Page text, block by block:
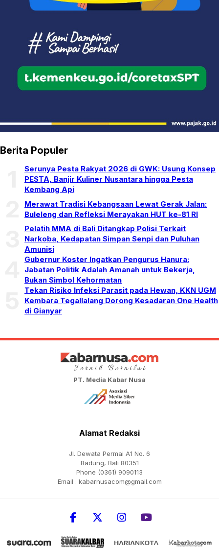
Berita Populer
Serunya Pesta Rakyat 2026 di GWK: Usung Konsep
PESTA, Banjir Kuliner Nusantara hingga Pesta
Kembang Api
Merawat Tradisi Kebangsaan Lewat Gerak Jalan:
Buleleng dan Refleksi Merayakan HUT ke-81 RI
Pelatih MMA di Bali Ditangkap Polisi Terkait
Narkoba, Kedapatan Simpan Senpi dan Puluhan
Amunisi
Gubernur Koster Ingatkan Pengurus Hanura:
Jabatan Politik Adalah Amanah untuk Bekerja,
Bukan Simbol Kehormatan
Tekan Risiko Infeksi Parasit pada Hewan, KKN UGM
Kembara Tegallalang Dorong Kesadaran One Health
di Gianyar
PT. Media Kabar Nusa
Alamat Redaksi
Jl. Dewata Permai A1 No. 6
Badung, Bali 80351
Phone (0361) 9090113
Email : kabarnusacom@gmail.com